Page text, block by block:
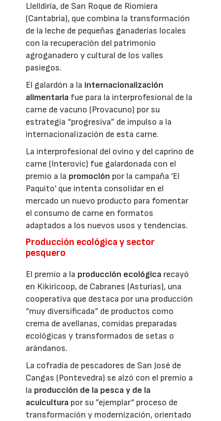
Llelldiría, de San Roque de Riomiera
(Cantabria), que combina la transformación
de la leche de pequeñas ganaderías locales
con la recuperación del patrimonio
agroganadero y cultural de los valles
pasiegos.
El galardón a la internacionalización
alimentaria fue para la interprofesional de la
carne de vacuno (Provacuno) por su
estrategia “progresiva” de impulso a la
internacionalización de esta carne.
La interprofesional del ovino y del caprino de
carne (Interovic) fue galardonada con el
premio a la promoción por la campaña 'El
Paquito' que intenta consolidar en el
mercado un nuevo producto para fomentar
el consumo de carne en formatos
adaptados a los nuevos usos y tendencias.
Producción ecológica y sector
pesquero
El premio a la producción ecológica recayó
en Kikiricoop, de Cabranes (Asturias), una
cooperativa que destaca por una producción
“muy diversificada“ de productos como
crema de avellanas, comidas preparadas
ecológicas y transformados de setas o
arándanos.
La cofradía de pescadores de San José de
Cangas (Pontevedra) se alzó con el premio a
la producción de la pesca y de la
acuicultura por su ”ejemplar“ proceso de
transformación y modernización, orientado